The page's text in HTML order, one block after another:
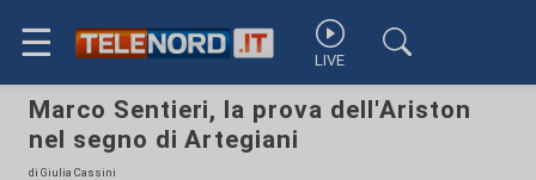
☰ LIVE
Marco Sentieri, la prova dell'Ariston
nel segno di Artegiani
di Giulia Cassini